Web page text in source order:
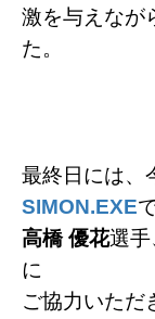
激を与えなが
た。
最終日には、
SIMON.EXE
高橋 優花選手
に
ご協力いただ